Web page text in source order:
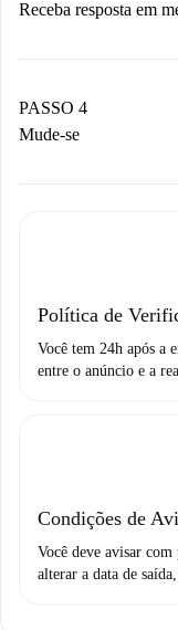
Receba resposta em
proprietário.
Se recusada:
Débito
PASSO 4
Mude-se
não comunicar
Política de
Você tem 24h após a
entre o anúncio e a
Condições de
Você deve avisar com
alterar a data de